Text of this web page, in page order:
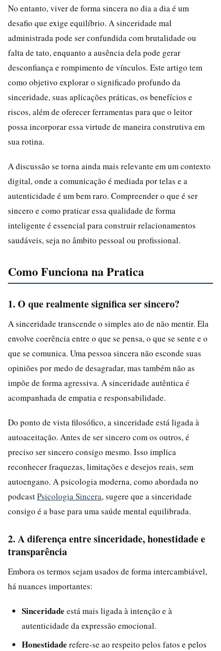
No entanto, viver de forma sincera no dia a dia é um
desafio que exige equilíbrio. A sinceridade mal
administrada pode ser confundida com brutalidade ou
falta de tato, enquanto a ausência dela pode gerar
desconfiança e rompimento de vínculos. Este artigo tem
como objetivo explorar o significado profundo da
sinceridade, suas aplicações práticas, os benefícios e
riscos, além de oferecer ferramentas para que o leitor
possa incorporar essa virtude de maneira construtiva em
sua rotina.
A discussão se torna ainda mais relevante em um contexto
digital, onde a comunicação é mediada por telas e a
autenticidade é um bem raro. Compreender o que é ser
sincero e como praticar essa qualidade de forma
inteligente é essencial para construir relacionamentos
saudáveis, seja no âmbito pessoal ou profissional.
Como Funciona na Pratica
1. O que realmente significa ser sincero?
A sinceridade transcende o simples ato de não mentir. Ela
envolve coerência entre o que se pensa, o que se sente e o
que se comunica. Uma pessoa sincera não esconde suas
opiniões por medo de desagradar, mas também não as
impõe de forma agressiva. A sinceridade autêntica é
acompanhada de empatia e responsabilidade.
Do ponto de vista filosófico, a sinceridade está ligada à
autoaceitação. Antes de ser sincero com os outros, é
preciso ser sincero consigo mesmo. Isso implica
reconhecer fraquezas, limitações e desejos reais, sem
autoengano. A psicologia moderna, como abordada no
podcastPsicologia Sincera, sugere que a sinceridade
consigo é a base para uma saúde mental equilibrada.
2. A diferença entre sinceridade, honestidade e
transparência
Embora os termos sejam usados de forma intercambiável,
há nuances importantes:
Sinceridade está mais ligada à intenção e à
autenticidade da expressão emocional.
Honestidade refere-se ao respeito pelos fatos e pelos